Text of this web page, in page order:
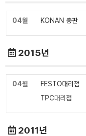
04월 KONAN 총판
2015년
04월
FESTO대리점
TPC대리점
2011년